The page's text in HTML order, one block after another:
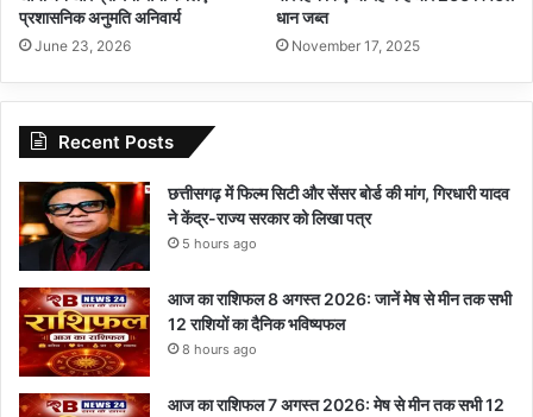
प्रशासनिक अनुमति अनिवार्य
June 23, 2026
धान जब्त
November 17, 2025
Recent Posts
छत्तीसगढ़ में फिल्म सिटी और सेंसर बोर्ड की मांग, गिरधारी यादव
ने केंद्र-राज्य सरकार को लिखा पत्र
5 hours ago
आज का राशिफल 8 अगस्त 2026: जानें मेष से मीन तक सभी
12 राशियों का दैनिक भविष्यफल
8 hours ago
आज का राशिफल 7 अगस्त 2026: मेष से मीन तक सभी 12